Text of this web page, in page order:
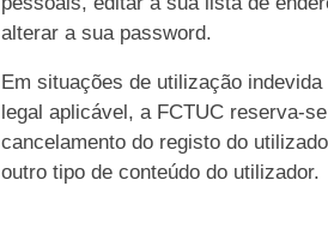
alterar a sua password.
Em situações de utilização
legal aplicável, a FCTUC reserva-
cancelamento do registo do
outro tipo de conteúdo do utilizador.